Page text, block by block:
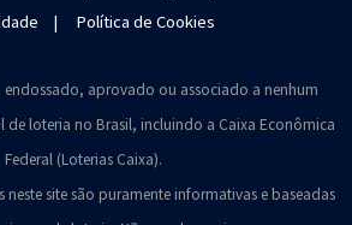
| Política de Cookies
endossado, aprovado ou associado a nenhum
loteria no Brasil, incluindo a Caixa Econômica
Federal (Loterias Caixa).
neste site são puramente informativas e baseadas